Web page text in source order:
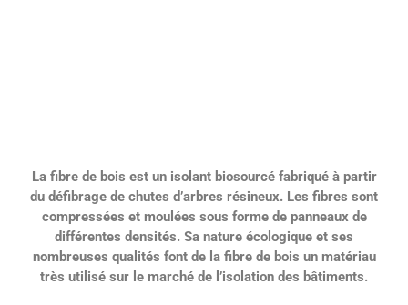
La fibre de bois est un isolant biosourcé fabriqué à partir
du défibrage de chutes d’arbres résineux. Les fibres sont
compressées et moulées sous forme de panneaux de
différentes densités. Sa nature écologique et ses
nombreuses qualités font de la fibre de bois un matériau
très utilisé sur le marché de l’isolation des bâtiments.